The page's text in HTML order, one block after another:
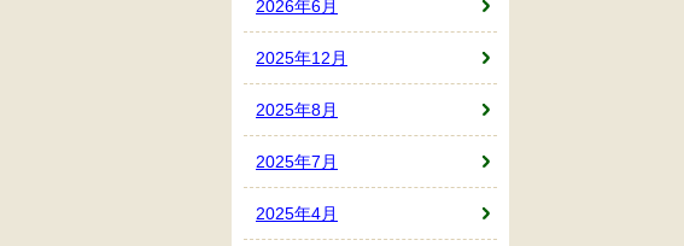
2026年6月
2025年12月
2025年8月
2025年7月
2025年4月